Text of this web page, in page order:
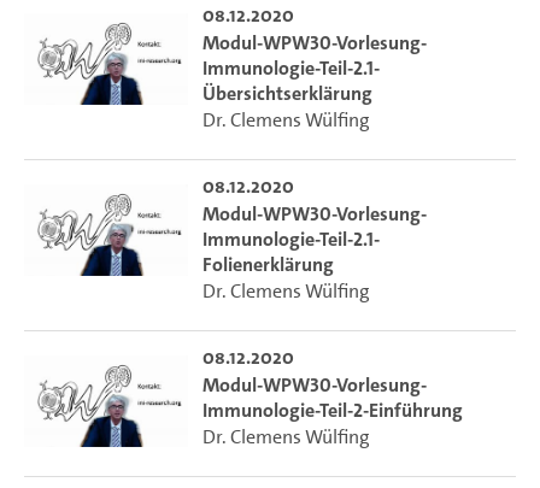
08.12.2020
Modul-WPW30-Vorlesung-
Immunologie-Teil-2.1-
Übersichtserklärung
Dr. Clemens Wülfing
08.12.2020
Modul-WPW30-Vorlesung-
Immunologie-Teil-2.1-
Folienerklärung
Dr. Clemens Wülfing
08.12.2020
Modul-WPW30-Vorlesung-
Immunologie-Teil-2-Einführung
Dr. Clemens Wülfing